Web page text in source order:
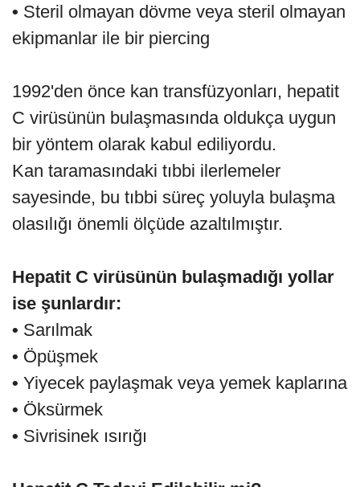
• Steril olmayan dövme veya steril olmayan
ekipmanlar ile bir piercing
1992'den önce kan transfüzyonları, hepatit
C virüsünün bulaşmasında oldukça uygun
bir yöntem olarak kabul ediliyordu.
Kan taramasındaki tıbbi ilerlemeler
sayesinde, bu tıbbi süreç yoluyla bulaşma
olasılığı önemli ölçüde azaltılmıştır.
Hepatit C virüsünün bulaşmadığı yollar
ise şunlardır:
• Sarılmak
• Öpüşmek
• Yiyecek paylaşmak veya yemek kaplarına
• Öksürmek
• Sivrisinek ısırığı